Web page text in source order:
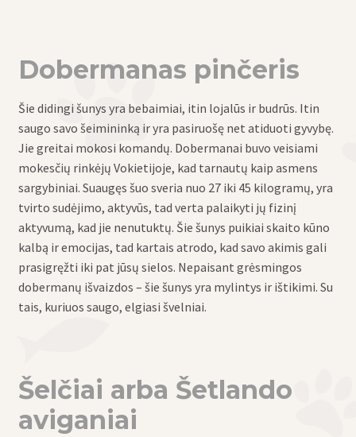
Dobermanas pinčeris
Šie didingi šunys yra bebaimiai, itin lojalūs ir budrūs. Itin
saugo savo šeimininką ir yra pasiruošę net atiduoti gyvybę.
Jie greitai mokosi komandų. Dobermanai buvo veisiami
mokesčių rinkėjų Vokietijoje, kad tarnautų kaip asmens
sargybiniai. Suaugęs šuo sveria nuo 27 iki 45 kilogramų, yra
tvirto sudėjimo, aktyvūs, tad verta palaikyti jų fizinį
aktyvumą, kad jie nenutuktų. Šie šunys puikiai skaito kūno
kalbą ir emocijas, tad kartais atrodo, kad savo akimis gali
prasigręžti iki pat jūsų sielos. Nepaisant grėsmingos
dobermanų išvaizdos – šie šunys yra mylintys ir ištikimi. Su
tais, kuriuos saugo, elgiasi švelniai.
Šelčiai arba Šetlando
aviganiai